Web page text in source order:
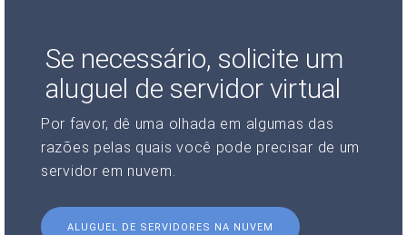
Se necessário, solicite um
aluguel de servidor virtual
Por favor, dê uma olhada em algumas das
razões pelas quais você pode precisar de um
servidor em nuvem.
ALUGUEL DE SERVIDORES NA NUVEM